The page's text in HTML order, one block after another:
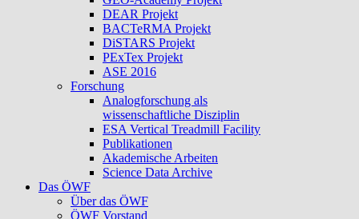
DEAR Projekt
BACTeRMA Projekt
DiSTARS Projekt
PExTex Projekt
ASE 2016
Forschung
Analogforschung als
wissenschaftliche Disziplin
ESA Vertical Treadmill Facility
Publikationen
Akademische Arbeiten
Science Data Archive
Das ÖWF
Über das ÖWF
ÖWF Vorstand